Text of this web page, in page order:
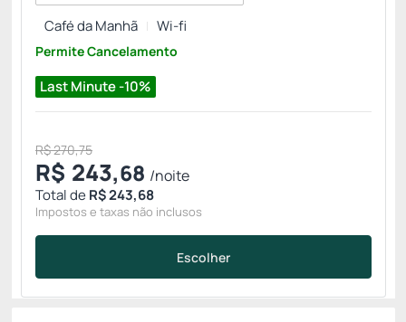
Last Minute -10%
Café da Manhã Wi-fi
Permite Cancelamento
R$ 270,75
R$ 243,68 /noite
Total deR$ 243,68
Impostos e taxas não inclusos
Escolher